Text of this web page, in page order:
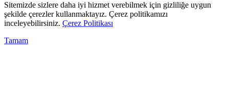
Sitemizde sizlere daha iyi hizmet verebilmek için gizliliğe uygun
şekilde çerezler kullanmaktayız. Çerez politikamızı
inceleyebilirsiniz. Çerez Politikası
Tamam